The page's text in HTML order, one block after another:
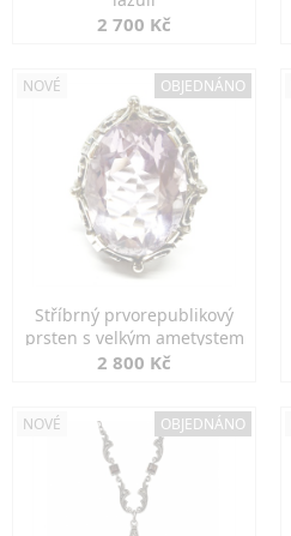
2 700 Kč
NOVÉ OBJEDNÁNO
Stříbrný prvorepublikový
prsten s velkým ametystem
2 800 Kč
NOVÉ OBJEDNÁNO